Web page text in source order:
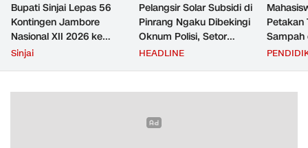
Bupati Sinjai Lepas 56
Kontingen Jambore
Nasional XII 2026 ke
Cibubur
Sinjai
Pelangsir Solar Subsidi di
Pinrang Ngaku Dibekingi
Oknum Polisi, Setor
Rp2,5 Juta Per Bulan Lalu
HEADLINE
Petakan
Sampah
untuk